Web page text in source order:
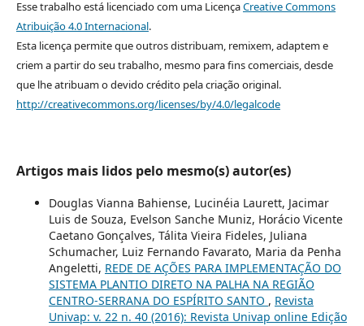
Esse trabalho está licenciado com uma LicençaCreative Commons
Atribuição 4.0 Internacional.
Esta licença permite que outros distribuam, remixem, adaptem e
criem a partir do seu trabalho, mesmo para fins comerciais, desde
que lhe atribuam o devido crédito pela criação original.
http://creativecommons.org/licenses/by/4.0/legalcode
Artigos mais lidos pelo mesmo(s) autor(es)
Douglas Vianna Bahiense, Lucinéia Laurett, Jacimar
Luis de Souza, Evelson Sanche Muniz, Horácio Vicente
Caetano Gonçalves, Tálita Vieira Fideles, Juliana
Schumacher, Luiz Fernando Favarato, Maria da Penha
Angeletti, REDE DE AÇÕES PARA IMPLEMENTAÇÃO DO
SISTEMA PLANTIO DIRETO NA PALHA NA REGIÃO
CENTRO-SERRANA DO ESPÍRITO SANTO , Revista
Univap: v. 22 n. 40 (2016): Revista Univap online Edição